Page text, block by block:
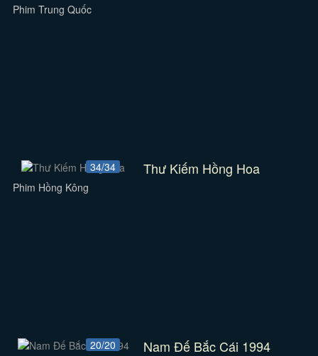
Phim Trung Quốc
34/34 Thư Kiếm Hồng Hoa
Phim Hồng Kông
20/20 Nam Đế Bắc Cái 1994